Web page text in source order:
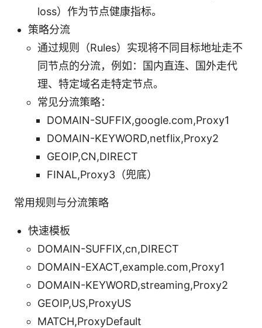
loss）作为节点健康指标。
策略分流
通过规则（Rules）实现将不同目标地址走不
同节点的分流，例如：国内直连、国外走代
理、特定域名走特定节点。
常见分流策略：
DOMAIN-SUFFIX,google.com,Proxy1
DOMAIN-KEYWORD,netflix,Proxy2
GEOIP,CN,DIRECT
FINAL,Proxy3（兜底）
常用规则与分流策略
快速模板
DOMAIN-SUFFIX,cn,DIRECT
DOMAIN-EXACT,example.com,Proxy1
DOMAIN-KEYWORD,streaming,Proxy2
GEOIP,US,ProxyUS
MATCH,ProxyDefault